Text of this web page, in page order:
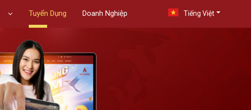
Tuyển Dụng Doanh Nghiệp Tiếng Việt